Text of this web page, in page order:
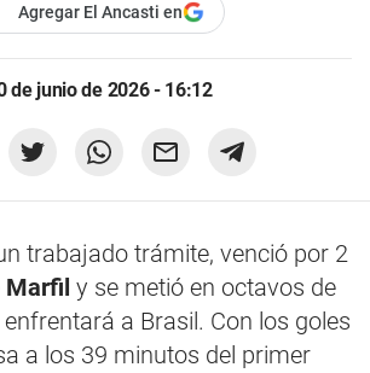
Agregar El Ancasti en
de junio de 2026 - 16:12
trabajado trámite, venció por 2
y se metió en octavos de
a Brasil. Con los goles
a los 39 minutos del primer